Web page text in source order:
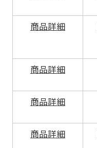
商品詳細
商品詳細
商品詳細
商品詳細